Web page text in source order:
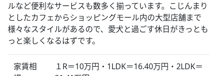
ルなど便利なサービスも数多く揃っています。こじんまり
としたカフェからショッピングモール内の大型店舗まで
様々なスタイルがあるので、愛犬と過ごす休日がきっとも
っと楽しくなるはずです。
家賃相
１R＝10万円・1LDK＝16.40万円・2LDK＝